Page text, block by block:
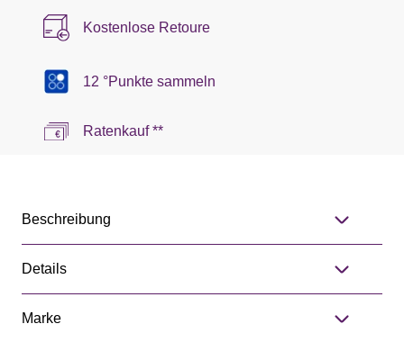
Kostenlose Retoure
12 °Punkte sammeln
Ratenkauf **
Beschreibung
Details
Marke